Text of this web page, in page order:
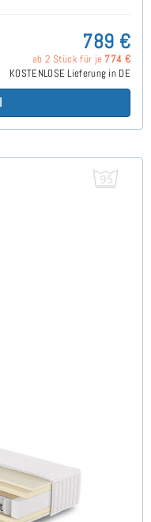
789 €
ab 2 Stück für je 774 €
KOSTENLOSE Lieferung in DE
140x190 cm -
(3)